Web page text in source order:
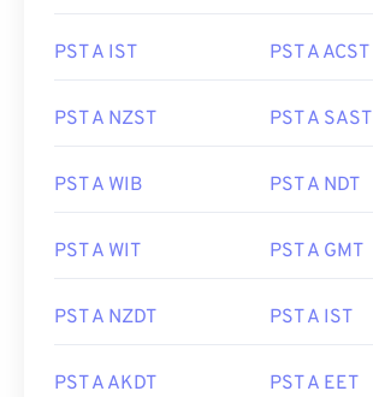
PST A IST PST A ACST
PST A NZST PST A SAST
PST A WIB PST A NDT
PST A WIT PST A GMT
PST A NZDT PST A IST
PST A AKDT PST A EET